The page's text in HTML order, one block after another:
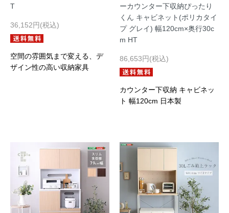
T
36,152円(税込)
空間の雰囲気まで変える、デ
ザイン性の高い収納家具
ーカウンター下収納ぴったり
くん キャビネット(ポリカタイ
プ グレイ) 幅120cm×奥行30c
m HT
86,653円(税込)
カウンター下収納 キャビネッ
ト 幅120cm 日本製